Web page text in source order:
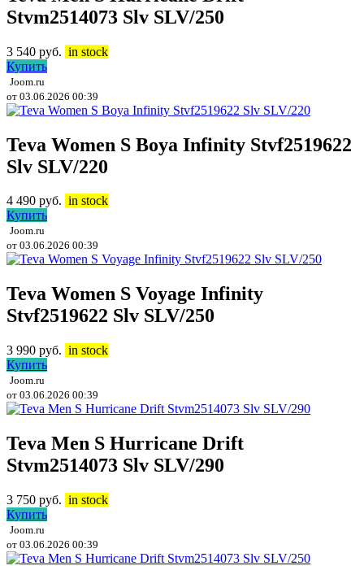
Stvm2514073 Slv SLV/250
3 540 руб. in stock
Купить
Joom.ru
от 03.06.2026 00:39
Teva Women S Boya Infinity Stvf2519622
Slv SLV/220
4 490 руб. in stock
Купить
Joom.ru
от 03.06.2026 00:39
Teva Women S Voyage Infinity
Stvf2519622 Slv SLV/250
3 990 руб. in stock
Купить
Joom.ru
от 03.06.2026 00:39
Teva Men S Hurricane Drift
Stvm2514073 Slv SLV/290
3 750 руб. in stock
Купить
Joom.ru
от 03.06.2026 00:39